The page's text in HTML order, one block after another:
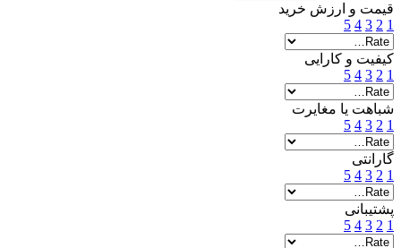
قیمت و ارزش خرید
1
2
3
4
5
کیفیت و کارایی
1
2
3
4
5
شباهت یا مغایرت
1
2
3
4
5
گارانتی
1
2
3
4
5
پشتیبانی
1
2
3
4
5